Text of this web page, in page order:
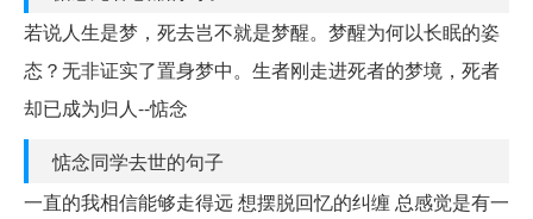
若说人生是梦，死去岂不就是梦醒。梦醒为何以长眠的姿
态？无非证实了置身梦中。生者刚走进死者的梦境，死者
却已成为归人--惦念
惦念同学去世的句子
一直的我相信能够走得远 想摆脱回忆的纠缠 总感觉是有一